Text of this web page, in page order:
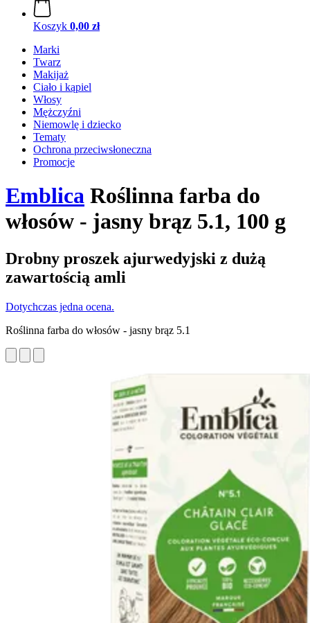
Koszyk 0,00 zł
Marki
Twarz
Makijaż
Ciało i kąpiel
Włosy
Mężczyźni
Niemowlę i dziecko
Tematy
Ochrona przeciwsłoneczna
Promocje
Emblica Roślinna farba do
włosów - jasny brąz 5.1, 100 g
Drobny proszek ajurwedyjski z dużą
zawartością amli
Dotychczas jedna ocena.
Roślinna farba do włosów - jasny brąz 5.1